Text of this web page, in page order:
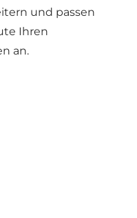
und passen
Ihren
an.